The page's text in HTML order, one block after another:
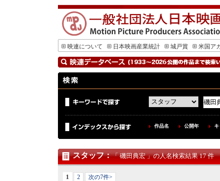
映連について 日本映画産業統計 城戸賞 米国ア
作品名 公開年
スタッフ：「 磯田典宏 」の人名検索結果 17 件
1 2
次の7件>